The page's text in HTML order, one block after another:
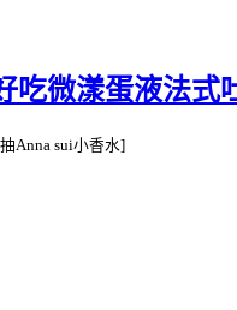
吃微漾蛋液法式